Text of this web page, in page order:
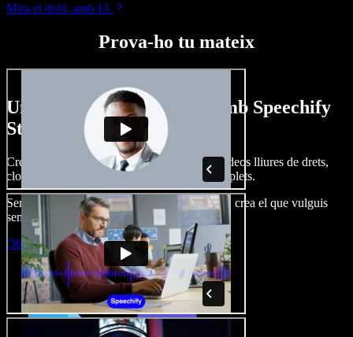
Mira el dobl. amb IA
Prova-ho tu mateix
Un tastet del que pots fer amb Speechify
Studio.
Crea dobl. de veu, afegeix imatges, àudio, vídeos lliures de drets,
clona veus i munta projectes multimèdia complets.
Sense corba d’aprenentatge, tot al navegador: crea el que vulguis
sense els límits de sempre.
Obre l'Studio